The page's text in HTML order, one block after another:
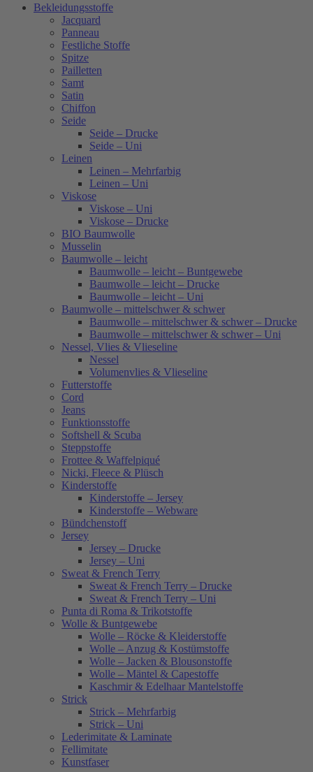
Bekleidungsstoffe
Jacquard
Panneau
Festliche Stoffe
Spitze
Pailletten
Samt
Satin
Chiffon
Seide
Seide – Drucke
Seide – Uni
Leinen
Leinen – Mehrfarbig
Leinen – Uni
Viskose
Viskose – Uni
Viskose – Drucke
BIO Baumwolle
Musselin
Baumwolle – leicht
Baumwolle – leicht – Buntgewebe
Baumwolle – leicht – Drucke
Baumwolle – leicht – Uni
Baumwolle – mittelschwer & schwer
Baumwolle – mittelschwer & schwer – Drucke
Baumwolle – mittelschwer & schwer – Uni
Nessel, Vlies & Vlieseline
Nessel
Volumenvlies & Vlieseline
Futterstoffe
Cord
Jeans
Funktionsstoffe
Softshell & Scuba
Steppstoffe
Frottee & Waffelpiqué
Nicki, Fleece & Plüsch
Kinderstoffe
Kinderstoffe – Jersey
Kinderstoffe – Webware
Bündchenstoff
Jersey
Jersey – Drucke
Jersey – Uni
Sweat & French Terry
Sweat & French Terry – Drucke
Sweat & French Terry – Uni
Punta di Roma & Trikotstoffe
Wolle & Buntgewebe
Wolle – Röcke & Kleiderstoffe
Wolle – Anzug & Kostümstoffe
Wolle – Jacken & Blousonstoffe
Wolle – Mäntel & Capestoffe
Kaschmir & Edelhaar Mantelstoffe
Strick
Strick – Mehrfarbig
Strick – Uni
Lederimitate & Laminate
Fellimitate
Kunstfaser